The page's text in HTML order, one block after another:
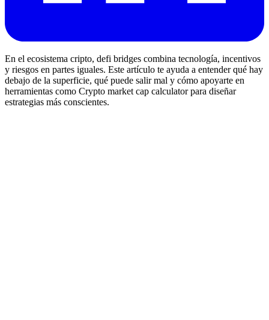
En el ecosistema cripto, defi bridges combina tecnología, incentivos
y riesgos en partes iguales. Este artículo te ayuda a entender qué hay
debajo de la superficie, qué puede salir mal y cómo apoyarte en
herramientas como Crypto market cap calculator para diseñar
estrategias más conscientes.